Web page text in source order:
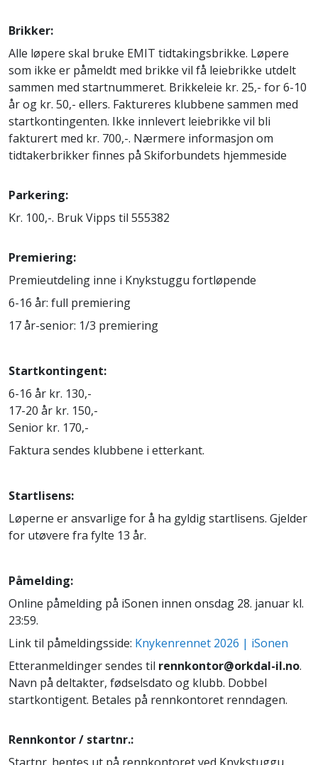
Brikker:
Alle løpere skal bruke EMIT tidtakingsbrikke. Løpere
som ikke er påmeldt med brikke vil få leiebrikke utdelt
sammen med startnummeret. Brikkeleie kr. 25,- for 6-10
år og kr. 50,- ellers. Faktureres klubbene sammen med
startkontingenten. Ikke innlevert leiebrikke vil bli
fakturert med kr. 700,-. Nærmere informasjon om
tidtakerbrikker finnes på Skiforbundets hjemmeside
Parkering:
Kr. 100,-. Bruk Vipps til 555382
Premiering:
Premieutdeling inne i Knykstuggu fortløpende
6-16 år: full premiering
17 år-senior: 1/3 premiering
Startkontingent:
6-16 år kr. 130,-
17-20 år kr. 150,-
Senior kr. 170,-
Faktura sendes klubbene i etterkant.
Startlisens:
Løperne er ansvarlige for å ha gyldig startlisens. Gjelder
for utøvere fra fylte 13 år.
Påmelding:
Online påmelding på iSonen innen onsdag 28. januar kl.
23:59.
Link til påmeldingsside: Knykenrennet 2026 | iSonen
Etteranmeldinger sendes til rennkontor@orkdal-il.no.
Navn på deltakter, fødselsdato og klubb. Dobbel
startkontigent. Betales på rennkontoret renndagen.
Rennkontor / startnr.: